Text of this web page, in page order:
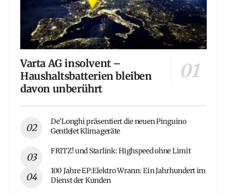
Varta AG insolvent –
Haushaltsbatterien bleiben
davon unberührt
De’Longhi präsentiert die neuen Pinguino
GentleJet Klimageräte
FRITZ! und Starlink: Highspeed ohne Limit
100 Jahre EP:Elektro Wrann: Ein Jahrhundert im
Dienst der Kunden